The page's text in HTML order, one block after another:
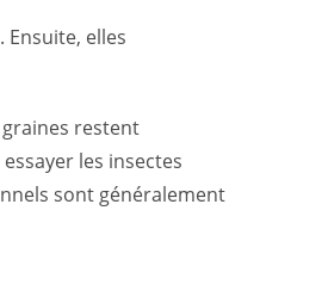
elles
restent
les insectes
sont généralement